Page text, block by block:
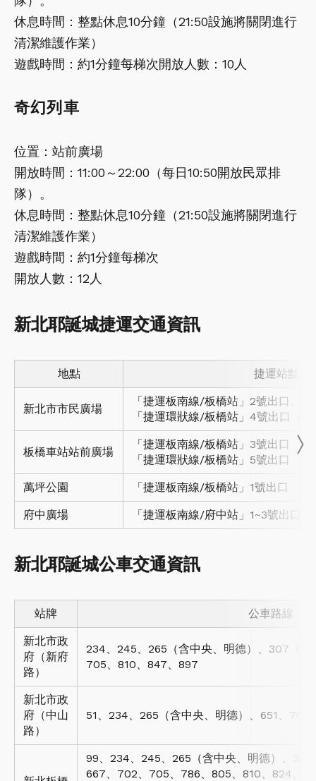
休息時間：整點休息10分鐘（21:50設施將關閉進行
清潔維護作業）
遊戲時間：約1分鐘每梯次開放人數：10人
奇幻列車
位置：站前廣場
開放時間：11:00～22:00（每日10:50開放民眾排
隊）。
休息時間：整點休息10分鐘（21:50設施將關閉進行
清潔維護作業）
遊戲時間：約1分鐘每梯次
開放人數：12人
新北耶誕城捷運交通資訊
地點 捷運站點、
新北市市民廣場
「捷運板南線/板橋站」2號出口、
「捷運環狀線/板橋站」4號出口（
板橋車站站前廣場
「捷運板南線/板橋站」3號出口
「捷運環狀線/板橋站」5號出口
萬坪公園 「捷運板南線/板橋站」1號出口
府中廣場 「捷運板南線/府中站」1~3號出口
新北耶誕城公車交通資訊
站牌 公車路線
新北市政
府（新府
路）
234、245、265（含中央、明德）、307（
705、810、847、897
新北市政
府（中山
路）
51、234、265（含中央、明德）、651、705
99、234、245、265（含中央、明德）、
667、702、705、786、805、810、824、